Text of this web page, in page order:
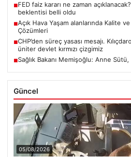
■FED faiz kararı ne zaman
beklentisi belli oldu
■Açık Hava Yaşam alanlarında Kalite
Çözümleri
■CHP’den süreç yasası mesajı.
üniter devlet kırmızı çizgimiz
■Sağlık Bakanı Memişoğlu: Anne Sütü,
Güncel
05/08/2026